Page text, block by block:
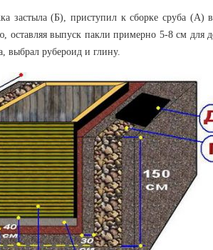
застыла (Б), приступил к сборке сруба
оставляя выпуск пакли примерно 5-8 см для
выбрал рубероид и глину.